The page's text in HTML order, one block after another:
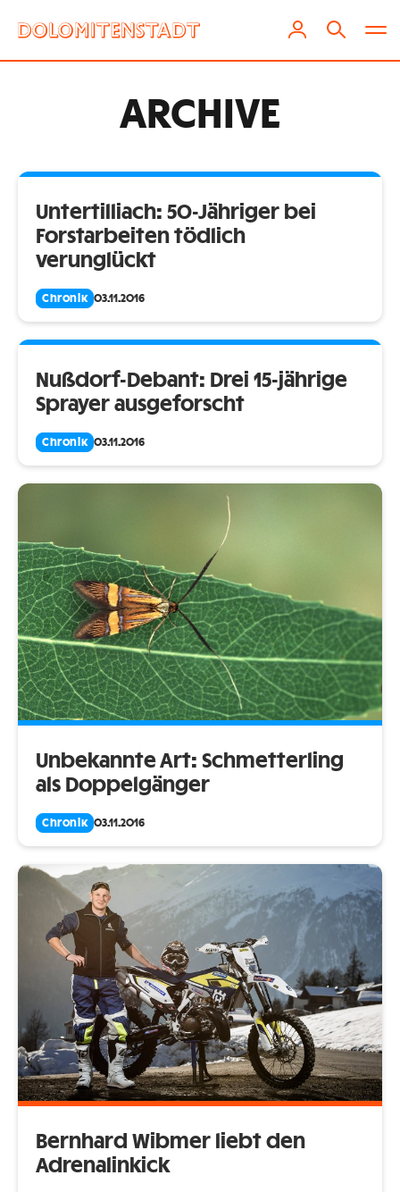
ARCHIVE
Untertilliach: 50-Jähriger bei
Forstarbeiten tödlich
verunglückt
Chronik 03.11.2016
Nußdorf-Debant: Drei 15-jährige
Sprayer ausgeforscht
Chronik 03.11.2016
Unbekannte Art: Schmetterling
als Doppelgänger
Chronik 03.11.2016
Bernhard Wibmer liebt den
Adrenalinkick